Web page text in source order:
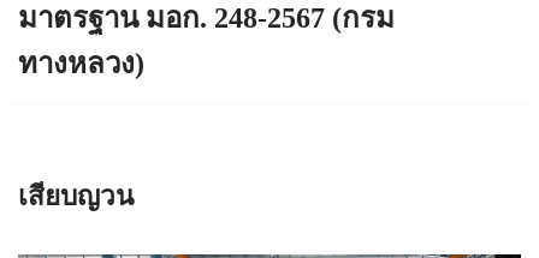
มาตรฐาน มอก. 248-2567 (กรม
ทางหลวง)
เสียบญวน